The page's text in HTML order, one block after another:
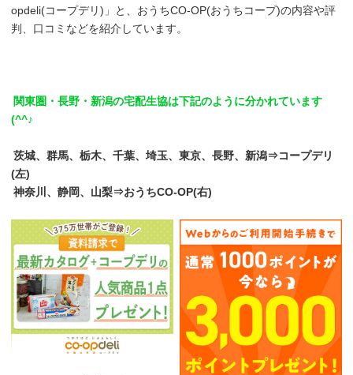
opdeli(コープデリ)」と、おうちCO-OP(おうちコープ)の内容や評
判、口コミなどを紹介しています。
関東圏・長野・新潟の宅配生協は下記のように分かれています
(^^♪
茨城、群馬、栃木、千葉、埼玉、東京、長野、新潟⇒コープデリ
(左)
神奈川、静岡、山梨⇒おうちCO-OP(右)